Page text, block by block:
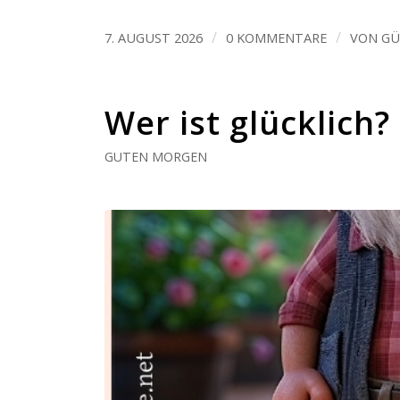
7. AUGUST 2026 / 0 KOMMENTARE / VON
Wer ist glücklich?
GUTEN MORGEN